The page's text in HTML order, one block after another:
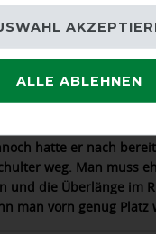
sehr schnell
Typisch für Bucas
hatte er nach
weg. Man muss
und die Überlänge im
man vorn genug Platz
ALLE ABLEHNEN